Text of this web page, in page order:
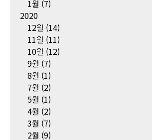
1월 (7)
2020
12월 (14)
11월 (11)
10월 (12)
9월 (7)
8월 (1)
7월 (2)
5월 (1)
4월 (2)
3월 (7)
2월 (9)